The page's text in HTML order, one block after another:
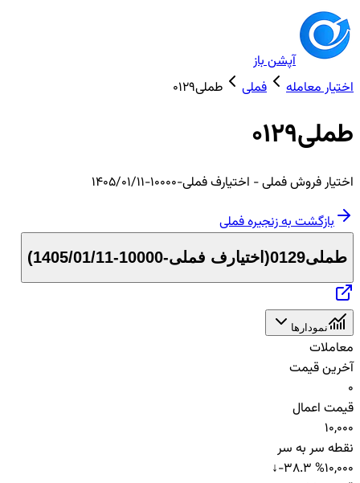
آپشن باز
اختیار معامله
فملی طملی0129
طملی0129
اختیارفروشفملی- اختیارف فملی-10000-1405/01/11
بازگشت به زنجیرهفملی
طملی0129 ( اختیارف فملی-10000-1405/01/11 )
نمودارها
معاملات
آخرین قیمت
0
قیمت اعمال
10,000
نقطه سر به سر
10,000
↓-38.3 %